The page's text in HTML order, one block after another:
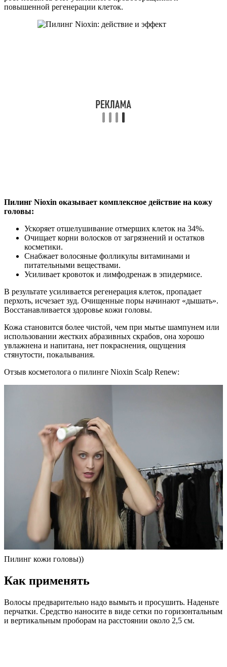
повышенной регенерации клеток.
Пилинг Nioxin оказывает комплексное действие на кожу
головы:
Ускоряет отшелушивание отмерших клеток на 34%.
Очищает корни волосков от загрязнений и остатков
косметики.
Снабжает волосяные фолликулы витаминами и
питательными веществами.
Усиливает кровоток и лимфодренаж в эпидермисе.
В результате усиливается регенерация клеток, пропадает
перхоть, исчезает зуд. Очищенные поры начинают «дышать».
Восстанавливается здоровье кожи головы.
Кожа становится более чистой, чем при мытье шампунем или
использовании жестких абразивных скрабов, она хорошо
увлажнена и напитана, нет покраснения, ощущения
стянутости, покалывания.
Отзыв косметолога о пилинге Nioxin Scalp Renew:
Пилинг кожи головы))
Как применять
Волосы предварительно надо вымыть и просушить. Наденьте
перчатки. Средство наносите в виде сетки по горизонтальным
и вертикальным проборам на расстоянии около 2,5 см.